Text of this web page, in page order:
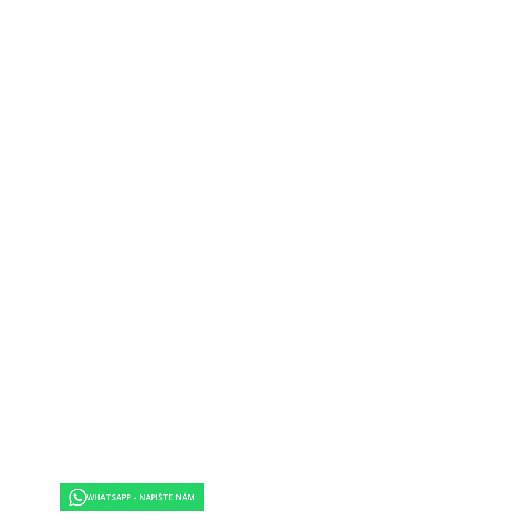
v blízkosti). V okolí restaurace, bary a obchody.
3 tematické restaurace (asijská, italská, madeirské speciality), piano bar, sport bar, konferenční centrum, kadeřnictví, čistírna. Venku
uvedené vybavení)
koupaliště (lido) cca 10 minut chůze (vstup za poplatek).
hod.)
- Bailinho (typická madeirská kuchyně), Vela di Canale (italská), Kai (asijská)
(na vyžádání).
pohyb v areálu.
WHATSAPP - NAPIŠTE NÁM